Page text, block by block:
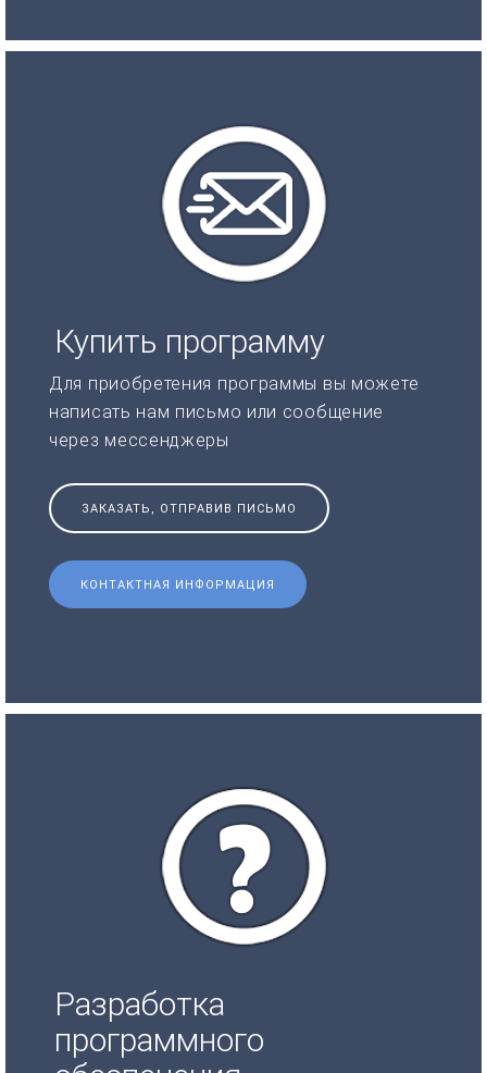
Купить программу
Для приобретения программы вы можете
написать нам письмо или сообщение
через мессенджеры
ЗАКАЗАТЬ, ОТПРАВИВ ПИСЬМО
КОНТАКТНАЯ ИНФОРМАЦИЯ
Разработка
программного